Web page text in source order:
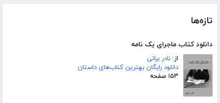
تازه‌ها
دانلود کتاب ماجرای یک نامه
از: نادر براتی
دانلود رایگان بهترین کتاب‌های داستان
۱۵۳ صفحه